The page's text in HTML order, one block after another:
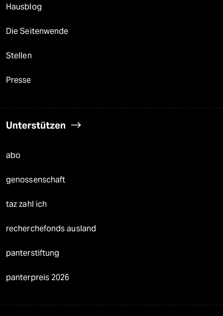
Hausblog
Die Seitenwende
Stellen
Presse
Unterstützen
abo
genossenschaft
taz zahl ich
recherchefonds ausland
panterstiftung
panterpreis 2026